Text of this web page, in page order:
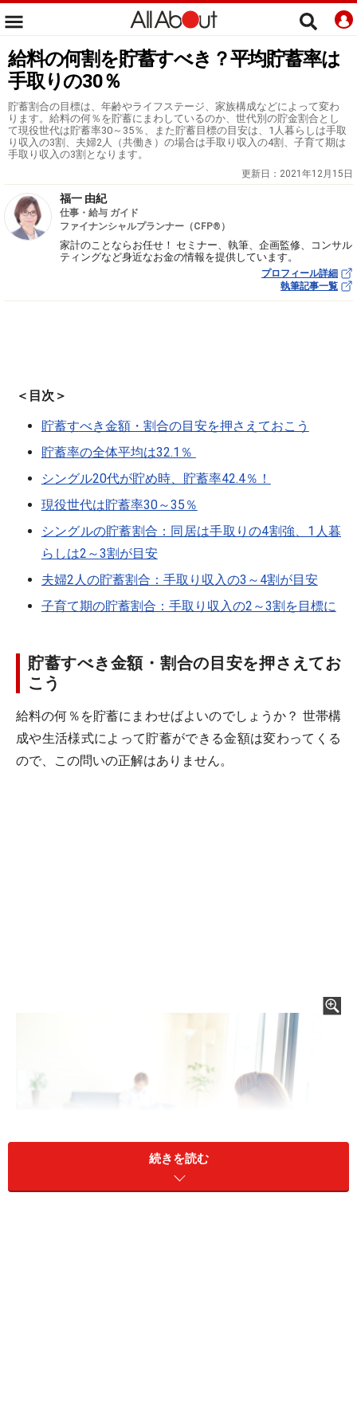
給料の何割を貯蓄すべき？平均貯蓄率は
手取りの30％
貯蓄割合の目標は、年齢やライフステージ、家族構成などによって変わ
ります。給料の何％を貯蓄にまわしているのか、世代別の貯金割合とし
て現役世代は貯蓄率30～35％、また貯蓄目標の目安は、1人暮らしは手取
り収入の3割、夫婦2人（共働き）の場合は手取り収入の4割、子育て期は
手取り収入の3割となります。
更新日： 2021年12月15日
福一 由紀
仕事・給与 ガイド
ファイナンシャルプランナー（CFP®）
家計のことならお任せ！ セミナー、執筆、企画監修、コンサル
ティングなど身近なお金の情報を提供しています。
プロフィール詳細
執筆記事一覧
＜目次＞
貯蓄すべき金額・割合の目安を押さえておこう
貯蓄率の全体平均は32.1％
シングル20代が貯め時、貯蓄率42.4％！
現役世代は貯蓄率30～35％
シングルの貯蓄割合：同居は手取りの4割強、1人暮
らしは2～3割が目安
夫婦2人の貯蓄割合：手取り収入の3～4割が目安
子育て期の貯蓄割合：手取り収入の2～3割を目標に
貯蓄すべき金額・割合の目安を押さえてお
こう
給料の何％を貯蓄にまわせばよいのでしょうか？ 世帯構
成や生活様式によって貯蓄ができる金額は変わってくる
ので、この問いの正解はありません。
続きを読む